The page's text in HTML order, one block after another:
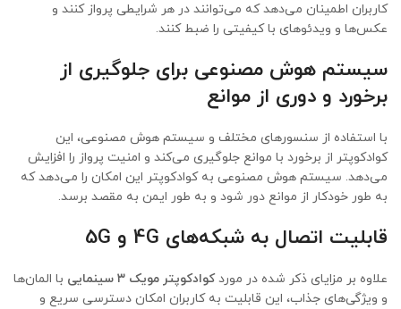
کاربران اطمینان می‌دهد که می‌توانند در هر شرایطی پرواز کنند و
عکس‌ها و ویدئوهای با کیفیتی را ضبط کنند.
سیستم هوش مصنوعی برای جلوگیری از
برخورد و دوری از موانع
با استفاده از سنسورهای مختلف و سیستم هوش مصنوعی، این
کوادکوپتر از برخورد با موانع جلوگیری می‌کند و امنیت پرواز را افزایش
می‌دهد. سیستم هوش مصنوعی به کوادکوپتر این امکان را می‌دهد که
به طور خودکار از موانع دور شود و به طور ایمن به مقصد برسد.
قابلیت اتصال به شبکه‌های 4G و 5G
علاوه بر مزایای ذکر شده در موردکوادکوپتر مویک ۳ سینمایی
با المان‌ها
و ویژگی‌های جذاب، این قابلیت به کاربران امکان دسترسی سریع و